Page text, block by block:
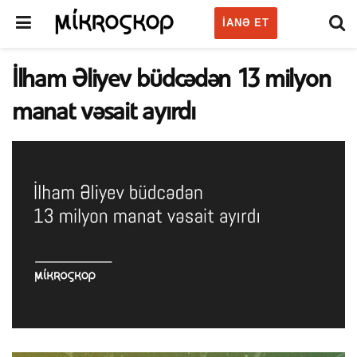
IANƏ ET
İlham Əliyev büdcədən 13 milyon
manat vəsait ayırdı